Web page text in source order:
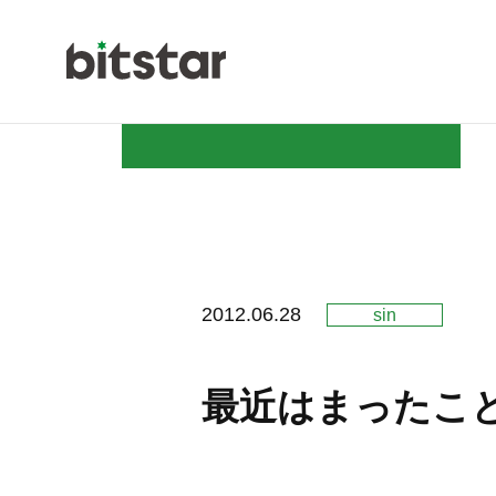
NEWS
2012.06.28 sin
最近はまったこ